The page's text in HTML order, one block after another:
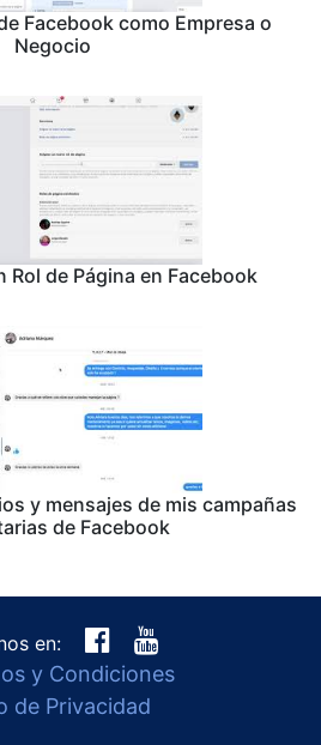
Facebook como Empresa o
Negocio
Rol de Página en Facebook
y mensajes de mis campañas
de Facebook
en:
y Condiciones
de Privacidad